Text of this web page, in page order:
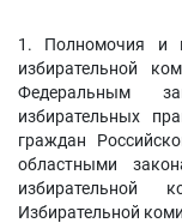
1. Полномочия и
избирательной
Федеральным
избирательных
граждан
областными
избирательной
Избирательной